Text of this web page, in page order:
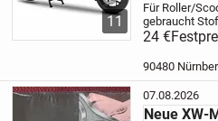
11
Für Roller/
gebraucht
Gebraucht
Bedecken
Roller Original
24 €
90480
07.08.2026
Neue XW-